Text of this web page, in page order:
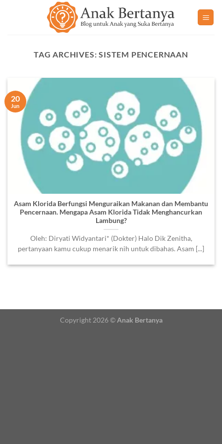
TAG ARCHIVES:SISTEM PENCERNAAN
Asam Klorida Berfungsi Menguraikan Makanan dan Membantu
Pencernaan. Mengapa Asam Klorida Tidak Menghancurkan
Lambung?
Oleh: Diryati Widyantari* (Dokter) Halo Dik Zenitha,
pertanyaan kamu cukup menarik nih untuk dibahas. Asam [...]
20
Jun
Copyright 2026 ©Anak Bertanya